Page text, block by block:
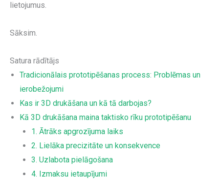
lietojumus.
Sāksim.
Satura rādītājs
Tradicionālais prototipēšanas process: Problēmas un
ierobežojumi
Kas ir 3D drukāšana un kā tā darbojas?
Kā 3D drukāšana maina taktisko rīku prototipēšanu
1. Ātrāks apgrozījuma laiks
2. Lielāka precizitāte un konsekvence
3. Uzlabota pielāgošana
4. Izmaksu ietaupījumi